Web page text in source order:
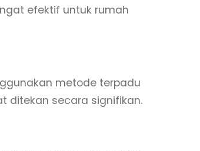
efektif untuk rumah
metode terpadu
ditekan secara signifikan.